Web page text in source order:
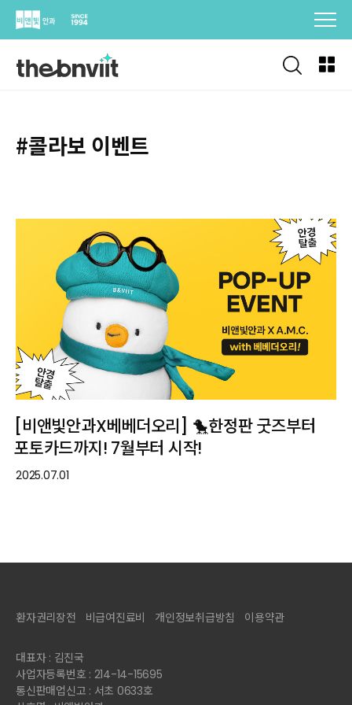
Skip
#콜라보 이벤트
[비앤빛안과X베베더오리] 🐤한정판 굿즈부터
포토카드까지! 7월부터 시작!
2025.07.01
환자권리장전 비급여진료비 개인정보취급방침 이용약관
대표자 : 김진국
사업자등록번호 : 214-14-15695
통신판매업신고 : 서초 0633호